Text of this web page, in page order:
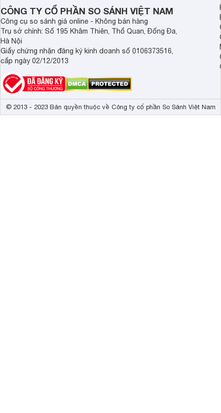
dài.
CÔNG TY CỔ PHẦN SO SÁNH VIỆT NAM
Công cụ so sánh giá online - Không bán hàng
Trụ sở chính: Số 195 Khâm Thiên, Thổ Quan, Đống Đa,
Hà Nội
Giấy chứng nhận đăng ký kinh doanh số 0106373516,
cấp ngày 02/12/2013
© 2013 - 2023 Bản quyền thuộc về Công ty cổ phần So Sánh Việt Nam